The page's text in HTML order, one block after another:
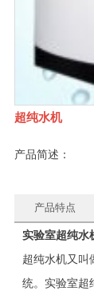
超纯水机
产品简述：
产品特点
实验室超纯水
超纯水机又叫
统。实验室超